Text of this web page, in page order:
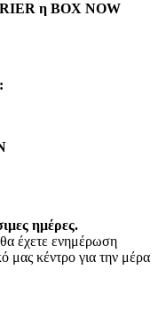
η BOX NOW
ημέρες.
έχετε ενημέρωση
μας κέντρο για την μέρα